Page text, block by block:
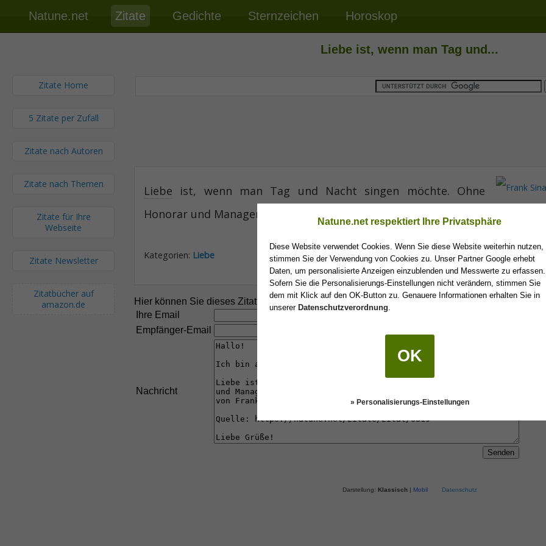
Natune.net Zitate Gedichte Sternzeichen Horoskop
Liebe ist, wenn man Tag und...
Zitate Home
5 Zitate per Zufall
Zitate nach Autoren
Zitate nach Themen
Zitate für Ihre
Webseite
Zitate Newsletter
Zitatbücher auf
amazon.de
Liebe ist, wenn man Tag und Nacht singen möchte. Ohne
Honorar und Manager.
Kategorien: Liebe
Hier können Sie dieses Zitat an einen Freund oder an sich selbst senden.
Ihre Email
Empfänger-Email
Nachricht
Darstellung: Klassisch| Mobil Datenschutz
Natune.net respektiert Ihre Privatsphäre
Diese Website verwendet Cookies. Wenn Sie diese Website weiterhin nutzen,
stimmen Sie der Verwendung von Cookies zu. Unser Partner Google erhebt
Daten, um personalisierte Anzeigen einzublenden und Messwerte zu erfassen.
Sofern Sie die Personalisierungs-Einstellungen nicht verändern, stimmen Sie
dem mit Klick auf den OK-Button zu. Genauere Informationen erhalten Sie in
unserer Datenschutzverordnung.
OK
» Personalisierungs-Einstellungen